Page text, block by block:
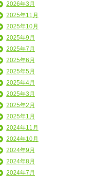
2026年3月
2025年11月
2025年10月
2025年9月
2025年7月
2025年6月
2025年5月
2025年4月
2025年3月
2025年2月
2025年1月
2024年11月
2024年10月
2024年9月
2024年8月
2024年7月